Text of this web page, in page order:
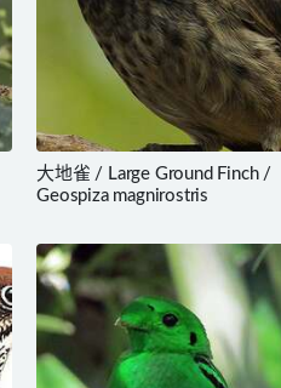
大地雀 / Large Ground Finch /
Geospiza magnirostris